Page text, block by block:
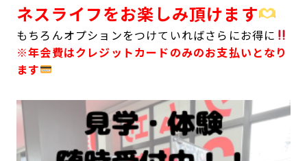
ネスライフをお楽しみ頂けます
もちろんオプションをつけていればさらにお得に
※年会費はクレジットカードのみのお支払いとなり
ます